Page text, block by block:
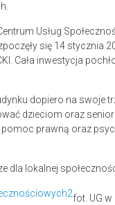
Usług
się 14 stycznia
Cała inwestycja
dopiero na swoje
dzieciom oraz
pomoc prawną oraz
dla lokalnej
fot. UG w